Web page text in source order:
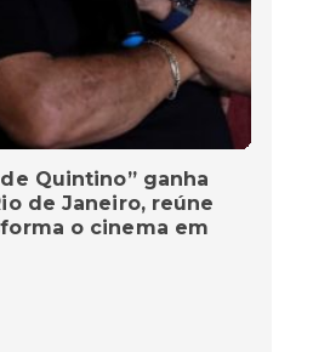
Quintino” ganha
de Janeiro, reúne
o cinema em